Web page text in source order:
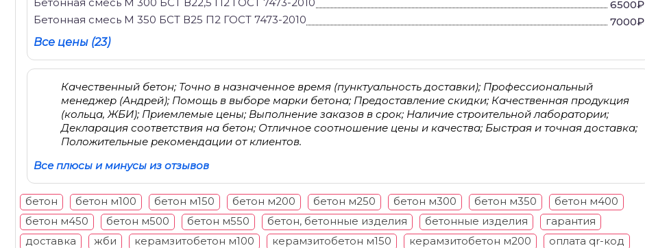
6500₽
Бетонная смесь М 350 БСТ В25 П2 ГОСТ 7473-2010
7000₽
Все цены (23)
Качественный бетон; Точно в назначенное время (пунктуальность доставки); Профессиональный
менеджер (Андрей); Помощь в выборе марки бетона; Предоставление скидки; Качественная продукция
(кольца, ЖБИ); Приемлемые цены; Выполнение заказов в срок; Наличие строительной лаборатории;
Декларация соответствия на бетон; Отличное соотношение цены и качества; Быстрая и точная доставка;
Положительные рекомендации от клиентов.
Все плюсы и минусы из отзывов
бетон бетон м100 бетон м150 бетон м200 бетон м250 бетон м300 бетон м350
бетон м400
бетон м450
бетон м500 бетон м550 бетон, бетонные изделия бетонные изделия
гарантия
доставка
жби керамзитобетон м100 керамзитобетон м150 керамзитобетон м200
оплата qr-код